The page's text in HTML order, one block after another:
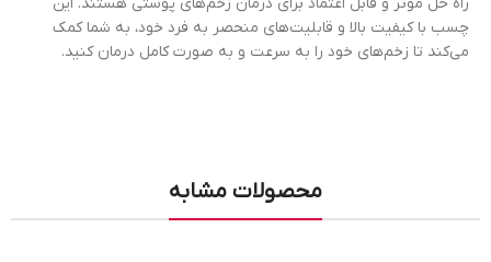
چسب با کیفیت بالا و قابلیت‌های منحصر به فرد خود، به شما کمک
می‌کند تا زخم‌های خود را به سرعت و به صورت کامل درمان کنید.
محصولات مشابه